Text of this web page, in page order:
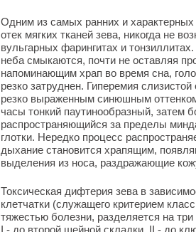
Одним из самых ранних и характерных
отек мягких тканей зева, никогда не
вульгарных фарингитах и
неба смыкаются, почти не оставляя
напоминающим храп во время сна,
резко затруднен. Гиперемия
резко выраженным синюшным
часы тонкий паутинообразный, затем
распространяющийся за пределы
глотки. Нередко процесс
дыхание становится храпящим,
выделения из носа, раздражающие
Токсическая дифтерия зева в
клетчатки (служащего критерием
тяжестью болезни, разделяется на
I - до второй шейной складки, II - до